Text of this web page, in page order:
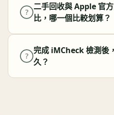
?
二手回收與 Apple 官
比，哪一個比較划算？
?
完成 iMCheck 檢測後
久？